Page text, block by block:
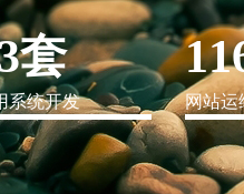
案
到更新、更全、更
套
系统开发 网站运